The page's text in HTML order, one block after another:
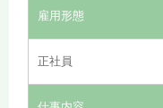
雇用形態
正社員